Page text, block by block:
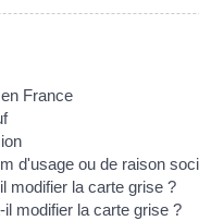
France
d'usage ou de raison
modifier la carte grise ?
modifier la carte grise ?